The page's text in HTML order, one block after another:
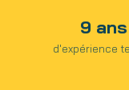
9 ans
d'expérience